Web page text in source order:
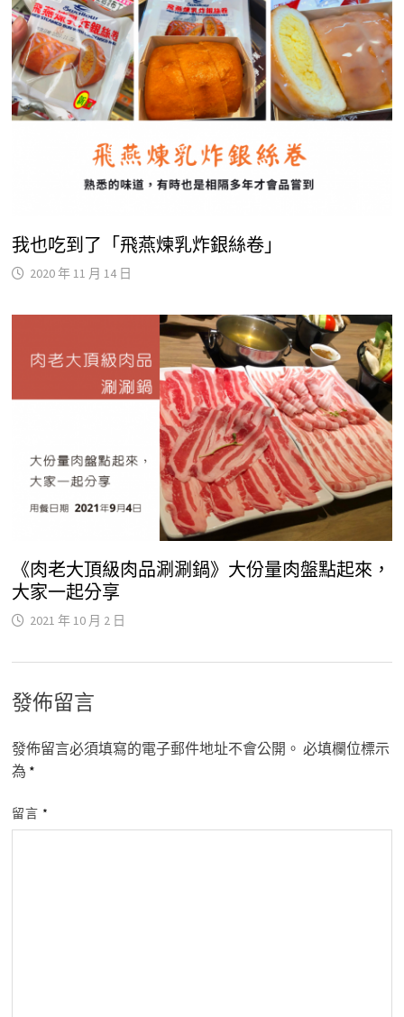
我也吃到了「飛燕煉乳炸銀絲卷」
2020 年 11 月 14 日
《肉老大頂級肉品涮涮鍋》大份量肉盤點起來，
大家一起分享
2021 年 10 月 2 日
發佈留言
發佈留言必須填寫的電子郵件地址不會公開。 必填欄位標示
為 *
留言 *